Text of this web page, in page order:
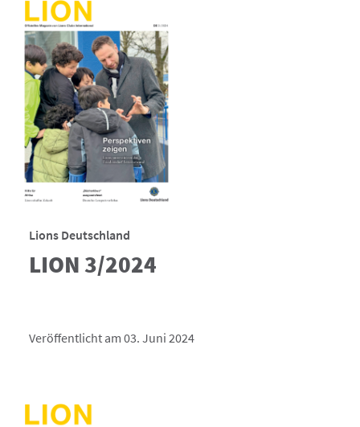
Lions Deutschland
LION 3/2024
Veröffentlicht am 03. Juni 2024